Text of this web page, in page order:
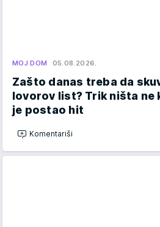
MOJ DOM 05.08.2026.
Zašto danas treba da
lovorov list? Trik ništa ne
je postao hit
Komentariši